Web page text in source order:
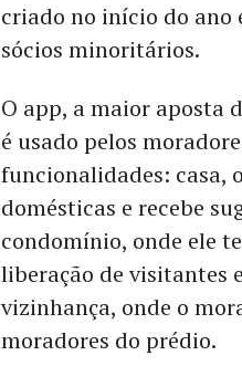
criado no início do ano
sócios minoritários.
O app, a maior aposta
é usado pelos
funcionalidades: casa,
domésticas e recebe
condomínio, onde ele
liberação de visitantes
vizinhança, onde o
moradores do prédio.